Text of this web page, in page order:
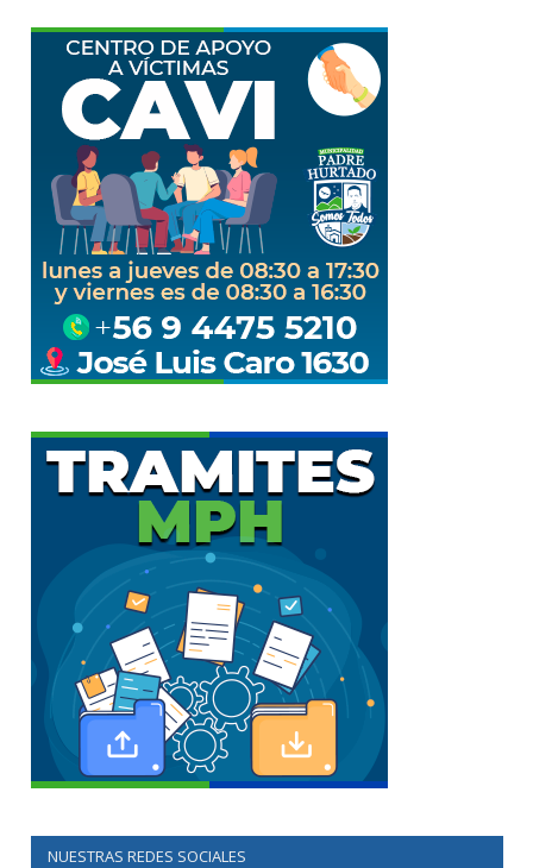
NUESTRAS REDES SOCIALES